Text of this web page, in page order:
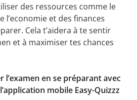
des ressources comme le
l’economie et des finances
Cela t’aidera à te sentir
et à maximiser tes chances
l’examen en se préparant avec
mobile Easy-Quizzz